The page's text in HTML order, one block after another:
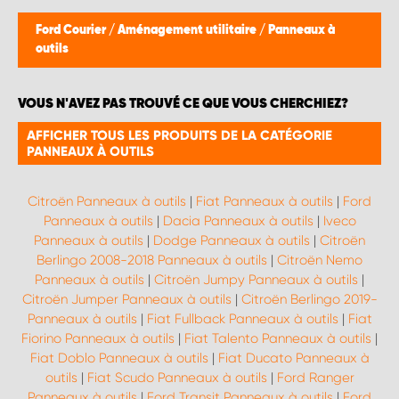
Ford Courier / Aménagement utilitaire / Panneaux à
outils
VOUS N'AVEZ PAS TROUVÉ CE QUE VOUS CHERCHIEZ?
AFFICHER TOUS LES PRODUITS DE LA CATÉGORIE
PANNEAUX À OUTILS
Citroën Panneaux à outils | Fiat Panneaux à outils | Ford
Panneaux à outils | Dacia Panneaux à outils | Iveco
Panneaux à outils | Dodge Panneaux à outils | Citroën
Berlingo 2008-2018 Panneaux à outils | Citroën Nemo
Panneaux à outils | Citroën Jumpy Panneaux à outils |
Citroën Jumper Panneaux à outils | Citroën Berlingo 2019-
Panneaux à outils | Fiat Fullback Panneaux à outils | Fiat
Fiorino Panneaux à outils | Fiat Talento Panneaux à outils |
Fiat Doblo Panneaux à outils | Fiat Ducato Panneaux à
outils | Fiat Scudo Panneaux à outils | Ford Ranger
WORK SYSTEM LIMBURG-KEMPEN
WORK SYSTEM NAMUR
WORK SYSTEM WEST BY PRO-VAN